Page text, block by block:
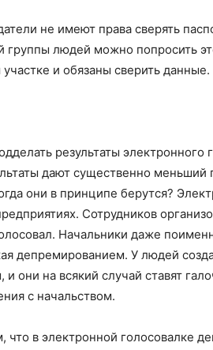
не имеют права сверять
группы людей можно попросить
и обязаны сверить данные.
результаты
дают существенно меньший
они в принципе берутся?
Сотрудников
Начальники даже
депремированием. У людей
они на всякий случай ставят
с начальством.
что в электронной голосовалке